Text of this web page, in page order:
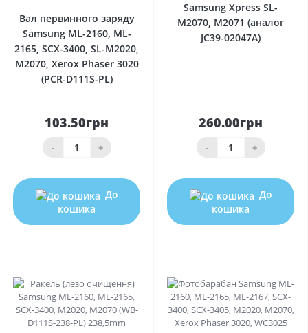
Вал первинного заряду
Samsung ML-2160, ML-
2165, SCX-3400, SL-M2020,
M2070, Xerox Phaser 3020
(PCR-D111S-PL)
103.50грн
- +
До
кошика
Samsung Xpress SL-
M2070, M2071 (аналог
JC39-02047A)
260.00грн
- +
До
кошика